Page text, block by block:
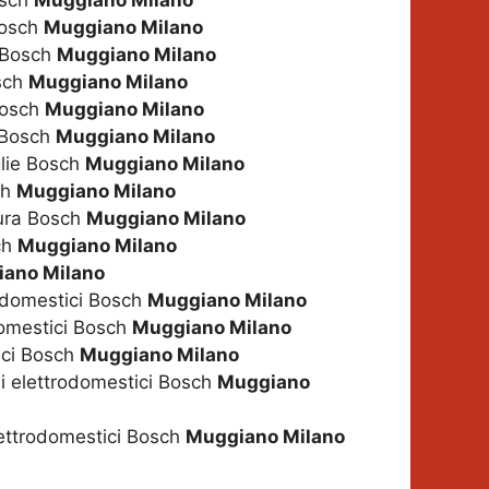
Muggiano Milano
Muggiano Milano
Muggiano Milano
Muggiano Milano
Muggiano Milano
Bosch Muggiano Milano
Muggiano Milano
Bosch Muggiano Milano
Muggiano Milano
Milano
Bosch Muggiano Milano
Bosch Muggiano Milano
Bosch Muggiano Milano
elettrodomestici Bosch Muggiano
Bosch Muggiano Milano